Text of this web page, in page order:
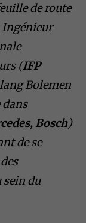
de route
Ingénieur
(IFP
Bolemen
dans
Bosch)
de se
sein du